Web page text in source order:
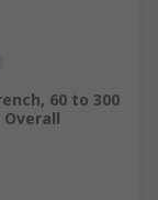
60 to 300
Overall